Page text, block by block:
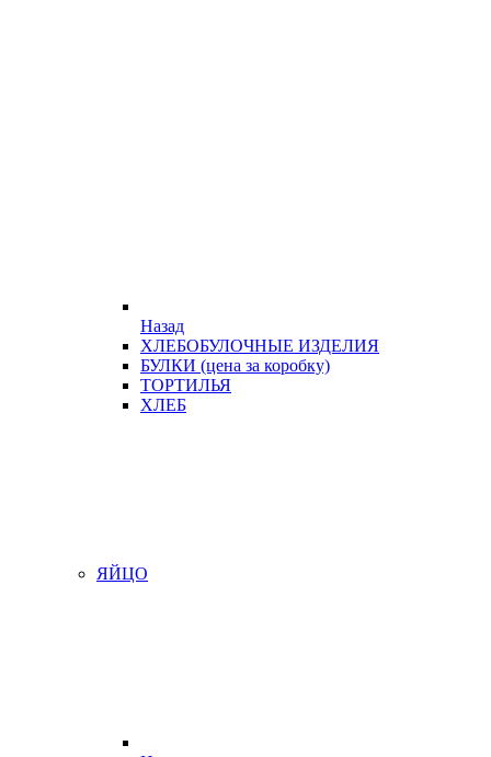
Назад
ХЛЕБОБУЛОЧНЫЕ ИЗДЕЛИЯ
БУЛКИ (цена за коробку)
ТОРТИЛЬЯ
ХЛЕБ
ЯЙЦО